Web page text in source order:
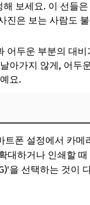
보세요. 이 선들
진은 보는 사람도
어두운 부분의 대비
아가지 않게, 어두
요.
트폰 설정에서 카메
하거나 인쇄할
을 선택하는 것이